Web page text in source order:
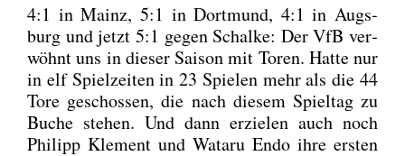
4:1 in Mainz, 5:1 in Dort­mund, 4:1 in Augs­
burg und jetzt 5:1 gegen Schal­ke: Der VfB ver­
wöhnt uns in die­ser Sai­son mit Toren. Hat­te nur
in elf Spiel­zei­ten in 23 Spie­len mehr als die 44
Tore geschos­sen, die nach die­sem Spiel­tag zu
Buche ste­hen. Und dann erzie­len auch noch
Phil­ipp Kle­ment und Wata­ru Endo ihre ers­ten